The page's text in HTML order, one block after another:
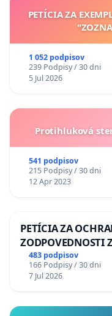
PETÍCIA ZA
1 052 podpisov
239 Podpisy / 30 dni
5 Jul 2026
Protihluková
541 podpisov
215 Podpisy / 30 dni
12 Apr 2023
PETÍCIA ZA
ZODPOVEDNOSTI
A ZLYHANIE ŠTÁTU
483 podpisov
166 Podpisy / 30 dni
7 Jul 2026